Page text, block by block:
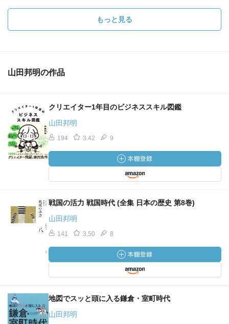
もっと見る
山田邦明の作品
クリエイター1年目のビジネススキル図鑑
山田邦明
194 3.42 9
戦国の活力 戦国時代 (全集 日本の歴史 第8巻)
山田邦明
141 3.50 8
地図でスッと頭に入る鎌倉・室町時代
山田邦明